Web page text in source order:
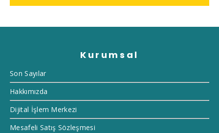
Kurumsal
Son Sayılar
Hakkımızda
Dijital İşlem Merkezi
Mesafeli Satış Sözleşmesi